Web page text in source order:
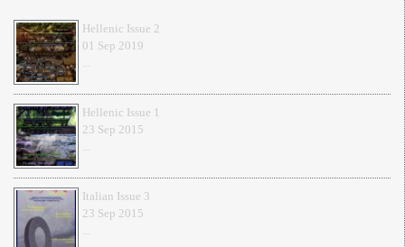
Hellenic Issue 2
01 Sep 2019
...
Hellenic Issue 1
23 Sep 2015
...
Italian Issue 3
23 Sep 2015
...